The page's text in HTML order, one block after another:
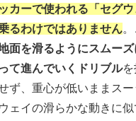
カーで使われる「セグ
るわけではありません
面を滑るようにスムー
て進んでいくドリブルを
ず、重心が低いままス
ェイの滑らかな動きに